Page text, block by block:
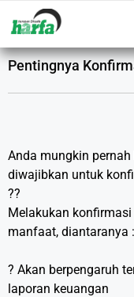
Pentingnya
Anda mungkin
diwajibkan untuk
??
Melakukan
manfaat, diantaranya :
? Akan berpengaruh
laporan keuangan